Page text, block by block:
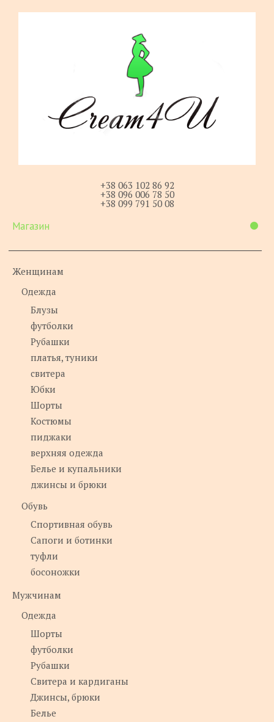
+38 063 102 86 92
+38 096 006 78 50
+38 099 791 50 08
Магазин
Женщинам
Одежда
Блузы
футболки
Рубашки
платья, туники
свитера
Юбки
Шорты
Костюмы
пиджаки
верхняя одежда
Белье и купальники
джинсы и брюки
Обувь
Спортивная обувь
Сапоги и ботинки
туфли
босоножки
Мужчинам
Одежда
Шорты
футболки
Рубашки
Свитера и кардиганы
Джинсы, брюки
Белье